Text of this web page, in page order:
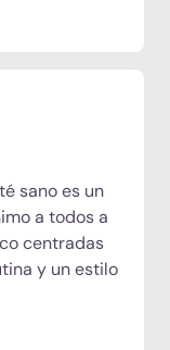
y apoyo
LMI!»
sano es un
a todos a
centradas
y un estilo